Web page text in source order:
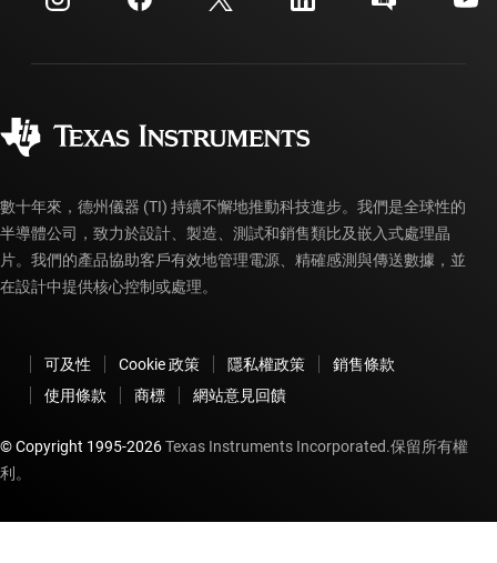
投資人關系
製造
myTI 帳戶常見問題解答
訂購 FAQ
數十年來，德州儀器 (TI) 持續不懈地推動科技進步。我們是全球性的
半導體公司，致力於設計、製造、測試和銷售類比及嵌入式處理晶
片。我們的產品協助客戶有效地管理電源、精確感測與傳送數據，並
在設計中提供核心控制或處理。
可及性 Cookie 政策 隱私權政策
銷售條款
使用條款
商標 網站意見回饋
© Copyright 1995-2026Texas Instruments Incorporated.保留所有權
利。